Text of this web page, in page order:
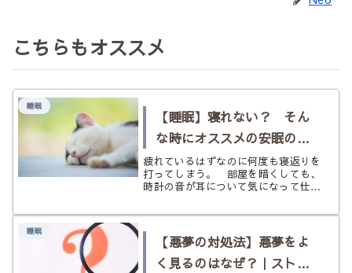
こちらもオススメ
睡眠
【睡眠】寝れない？ そん
な時にオススメの安眠のツ
ボを紹介！
疲れているはずなのに何度も寝返りを
打ってしまう。 部屋を暗くしても、
時計の音が耳について気になって仕方
も焦りが出てきてしまう。いけないと
スマホを確認。 気が付けば、三十分
一...
睡眠
【悪夢の対処法】悪夢をよ
く見るのはなぜ？｜ストレ